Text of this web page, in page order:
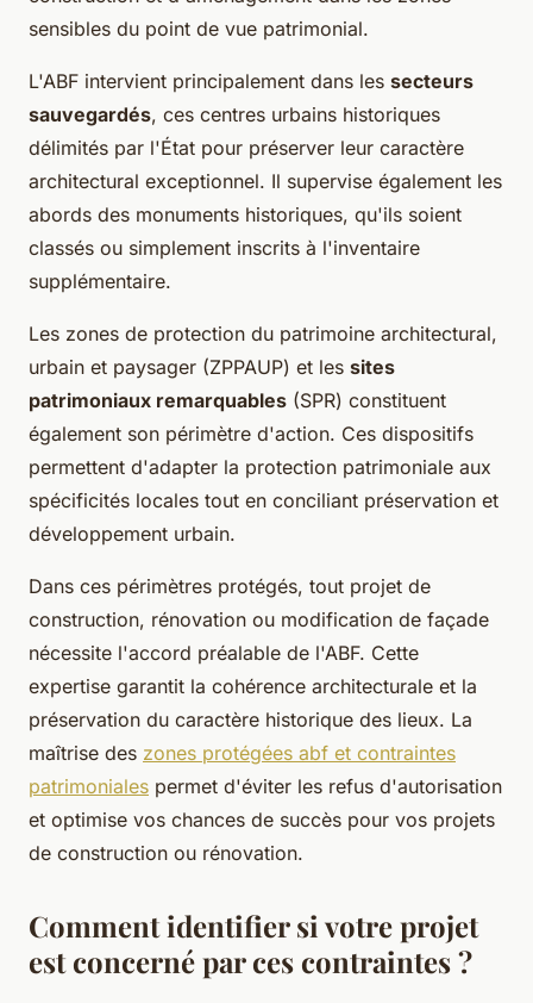
sensibles du point de vue patrimonial.
L'ABF intervient principalement dans les secteurs
sauvegardés, ces centres urbains historiques
délimités par l'État pour préserver leur caractère
architectural exceptionnel. Il supervise également les
abords des monuments historiques, qu'ils soient
classés ou simplement inscrits à l'inventaire
supplémentaire.
Les zones de protection du patrimoine architectural,
urbain et paysager (ZPPAUP) et les sites
patrimoniaux remarquables (SPR) constituent
également son périmètre d'action. Ces dispositifs
permettent d'adapter la protection patrimoniale aux
spécificités locales tout en conciliant préservation et
développement urbain.
Dans ces périmètres protégés, tout projet de
construction, rénovation ou modification de façade
nécessite l'accord préalable de l'ABF. Cette
expertise garantit la cohérence architecturale et la
préservation du caractère historique des lieux. La
maîtrise des zones protégées abf et contraintes
patrimoniales permet d'éviter les refus d'autorisation
et optimise vos chances de succès pour vos projets
de construction ou rénovation.
Comment identifier si votre projet
est concerné par ces contraintes ?